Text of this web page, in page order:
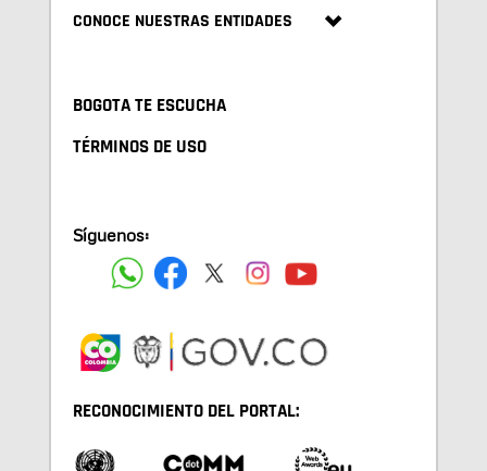
CONOCE NUESTRAS ENTIDADES
BOGOTA TE ESCUCHA
TÉRMINOS DE USO
Síguenos:
RECONOCIMIENTO DEL PORTAL: